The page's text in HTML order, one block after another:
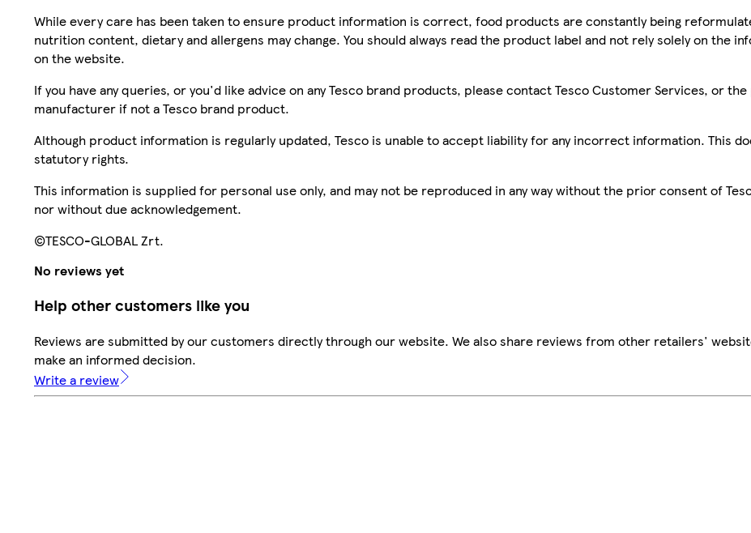
While every care has been taken to ensure product information is correct, food products are constantly being
nutrition content, dietary and allergens may change. You should always read the product label and not rely solely on the
on the website.
If you have any queries, or you'd like advice on any Tesco brand products, please contact Tesco Customer Services, or
manufacturer if not a Tesco brand product.
Although product information is regularly updated, Tesco is unable to accept liability for any incorrect information. This
statutory rights.
This information is supplied for personal use only, and may not be reproduced in any way without the prior consent of
nor without due acknowledgement.
©TESCO-GLOBAL Zrt.
No reviews yet
Help other customers like you
Reviews are submitted by our customers directly through our website. We also share reviews from other retailers'
make an informed decision.
Write a review